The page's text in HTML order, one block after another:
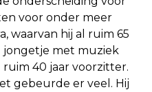
voor onder meer
waarvan hij al ruim 65
jongetje met muziek
ruim 40 jaar voorzitter.
gebeurde er veel. Hij